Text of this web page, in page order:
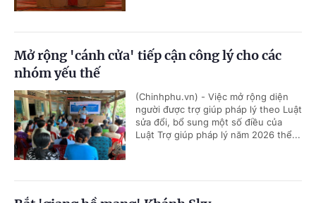
Mở rộng 'cánh cửa' tiếp cận công lý cho các
nhóm yếu thế
(Chinhphu.vn) - Việc mở rộng diện
người được trợ giúp pháp lý theo Luật
sửa đổi, bổ sung một số điều của
Luật Trợ giúp pháp lý năm 2026 thể...